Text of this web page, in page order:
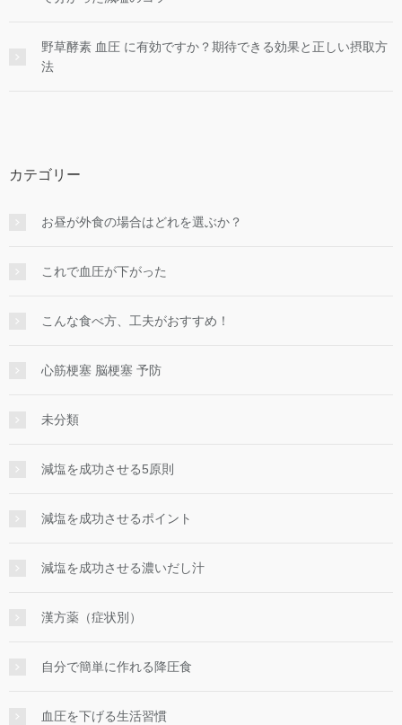
野草酵素 血圧 に有効ですか？期待できる効果と正しい摂取方
法
カテゴリー
お昼が外食の場合はどれを選ぶか？
これで血圧が下がった
こんな食べ方、工夫がおすすめ！
心筋梗塞 脳梗塞 予防
未分類
減塩を成功させる5原則
減塩を成功させるポイント
減塩を成功させる濃いだし汁
漢方薬（症状別）
自分で簡単に作れる降圧食
血圧を下げる生活習慣